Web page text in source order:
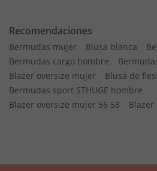
Recomendaciones
Bermudas mujer Blusa blanca
Bermudas cargo hombre
Blazer oversize mujer
Blusa de
Bermudas sport STHUGE hombre
Blazer oversize mujer 56 58